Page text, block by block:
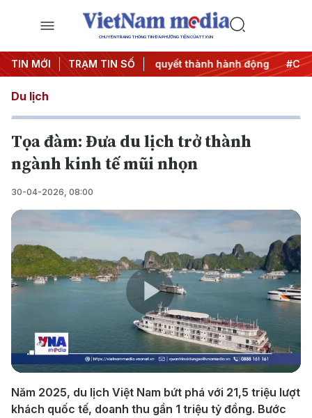
CHUYÊN TRANG THÔNG TIN ĐA PHƯƠNG TIỆN CỦA TTXVN
TIN MỚI TRẠM TIN SỐ
3 #Đưa Nghị quyết thành hành động #Chiến dịch
Du lịch
Tọa đàm: Đưa du lịch trở thành
ngành kinh tế mũi nhọn
30-04-2026, 08:00
Play
Video
Năm 2025, du lịch Việt Nam bứt phá với 21,5 triệu lượt
khách quốc tế, doanh thu gần 1 triệu tỷ đồng. Bước